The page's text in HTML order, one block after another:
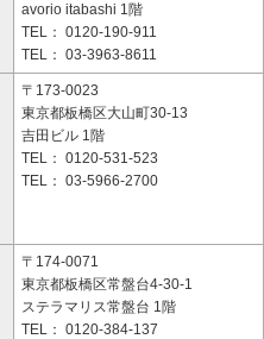
avorio itabashi 1階
TEL： 0120-190-911
TEL： 03-3963-8611
〒173-0023
東京都板橋区大山町30-13
吉田ビル 1階
TEL： 0120-531-523
TEL： 03-5966-2700
〒174-0071
東京都板橋区常盤台4-30-1
ステラマリス常盤台 1階
TEL： 0120-384-137